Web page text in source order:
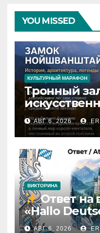
YOU MISSED
КУЛЬТУРНЫЙ МАРАФОН
Тронный
только 14
комнат:
скрывает
АВГ 6, 2026
ВИКТОРИНА
Ответ на
«Hallo
Карточка
АВГ 6, 2026